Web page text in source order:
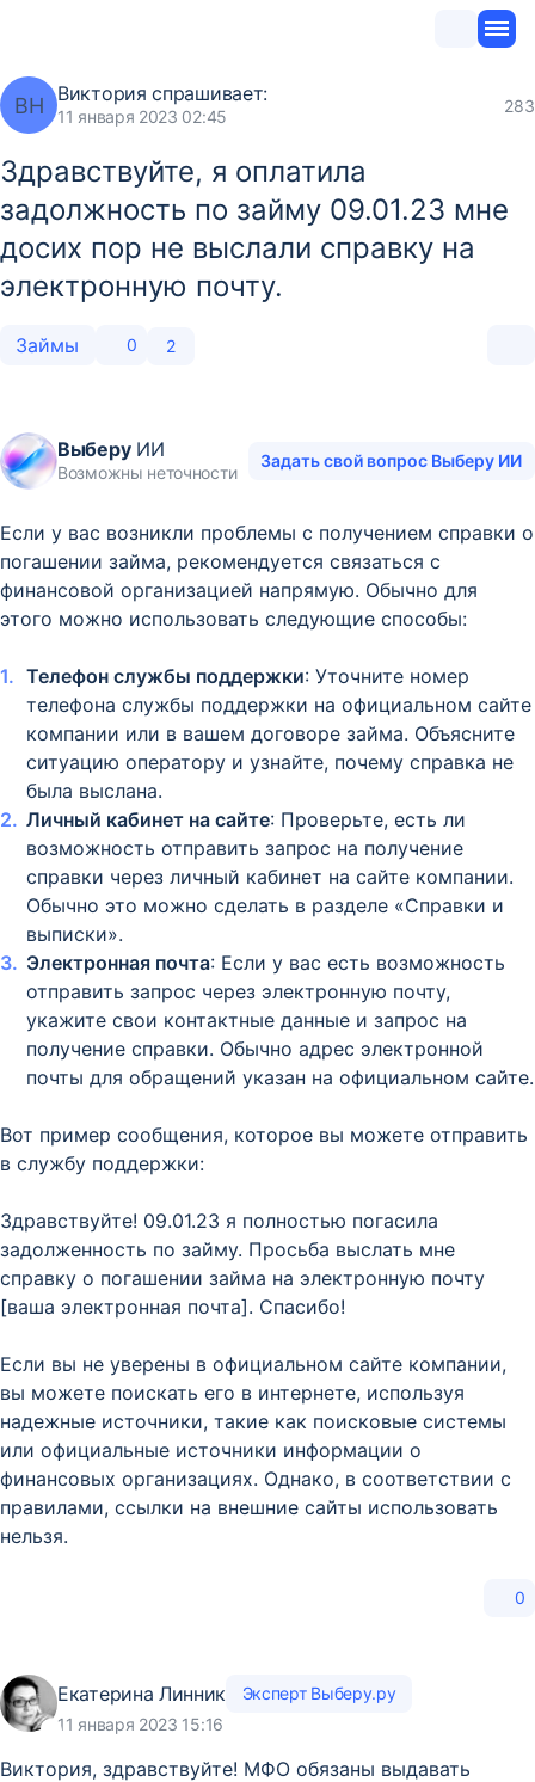
ВН Виктория спрашивает:
11 января 2023 02:45
283
Здравствуйте, я оплатила
задолжность по займу 09.01.23 мне
досих пор не выслали справку на
электронную почту.
Займы 0 2
ВыберуИИ
Возможны неточности
Задать свой вопрос Выберу ИИ
Если у вас возникли проблемы с получением справки о
погашении займа, рекомендуется связаться с
финансовой организацией напрямую. Обычно для
этого можно использовать следующие способы:
Телефон службы поддержки: Уточните номер
телефона службы поддержки на официальном сайте
компании или в вашем договоре займа. Объясните
ситуацию оператору и узнайте, почему справка не
была выслана.
Личный кабинет на сайте: Проверьте, есть ли
возможность отправить запрос на получение
справки через личный кабинет на сайте компании.
Обычно это можно сделать в разделе «Справки и
выписки».
Электронная почта: Если у вас есть возможность
отправить запрос через электронную почту,
укажите свои контактные данные и запрос на
получение справки. Обычно адрес электронной
почты для обращений указан на официальном сайте.
Вот пример сообщения, которое вы можете отправить
в службу поддержки:
Здравствуйте! 09.01.23 я полностью погасила
задолженность по займу. Просьба выслать мне
справку о погашении займа на электронную почту
[ваша электронная почта]. Спасибо!
Если вы не уверены в официальном сайте компании,
вы можете поискать его в интернете, используя
надежные источники, такие как поисковые системы
или официальные источники информации о
финансовых организациях. Однако, в соответствии с
правилами, ссылки на внешние сайты использовать
нельзя.
0
Екатерина Линник
Эксперт Выберу.ру
11 января 2023 15:16
Виктория, здравствуйте! МФО обязаны выдавать